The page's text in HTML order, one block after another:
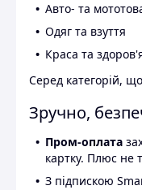
Авто- та
Одяг та взуття
Краса та
Серед категорій,
Зручно,
Пром-оплата
картку. Плюс не
З підпискою